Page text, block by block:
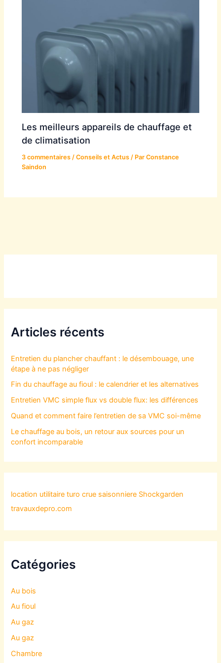
Les meilleurs appareils de chauffage et
de climatisation
3 commentaires /Conseils et Actus / ParConstance
Saindon
Articles récents
Entretien du plancher chauffant : le désembouage, une
étape à ne pas négliger
Fin du chauffage au fioul : le calendrier et les alternatives
Entretien VMC simple flux vs double flux: les différences
Quand et comment faire l’entretien de sa VMC soi-même
Le chauffage au bois, un retour aux sources pour un
confort incomparable
location utilitaire turo crue saisonniere Shockgarden
travauxdepro.com
Catégories
Au bois
Au fioul
Au gaz
Au gaz
Chambre